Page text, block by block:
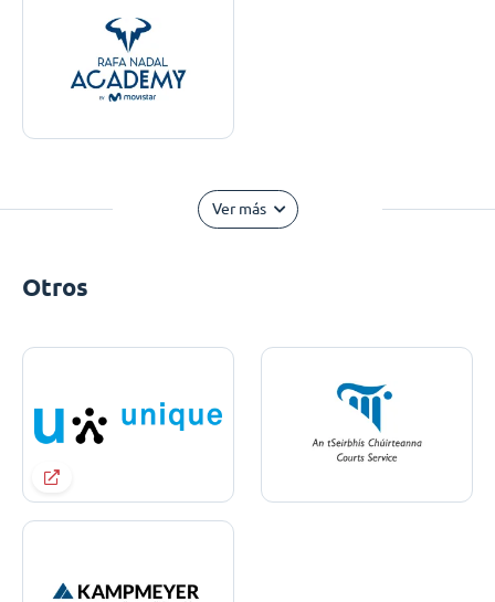
Ver más
Otros